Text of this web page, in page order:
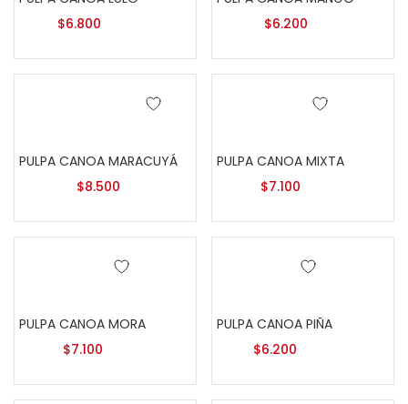
$6.800
$6.200
PULPA CANOA MARACUYÁ
$8.500
PULPA CANOA MIXTA
$7.100
PULPA CANOA MORA
$7.100
PULPA CANOA PIÑA
$6.200